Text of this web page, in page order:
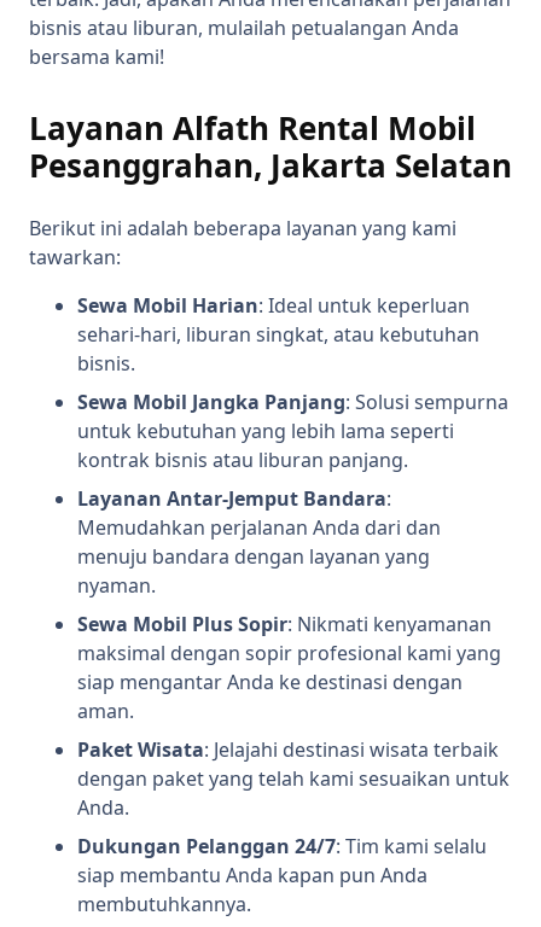
bisnis atau liburan, mulailah petualangan Anda
bersama kami!
Layanan Alfath Rental Mobil
Pesanggrahan, Jakarta Selatan
Berikut ini adalah beberapa layanan yang kami
tawarkan:
Sewa Mobil Harian: Ideal untuk keperluan
sehari-hari, liburan singkat, atau kebutuhan
bisnis.
Sewa Mobil Jangka Panjang: Solusi sempurna
untuk kebutuhan yang lebih lama seperti
kontrak bisnis atau liburan panjang.
Layanan Antar-Jemput Bandara:
Memudahkan perjalanan Anda dari dan
menuju bandara dengan layanan yang
nyaman.
Sewa Mobil Plus Sopir: Nikmati kenyamanan
maksimal dengan sopir profesional kami yang
siap mengantar Anda ke destinasi dengan
aman.
Paket Wisata: Jelajahi destinasi wisata terbaik
dengan paket yang telah kami sesuaikan untuk
Anda.
Dukungan Pelanggan 24/7: Tim kami selalu
siap membantu Anda kapan pun Anda
membutuhkannya.